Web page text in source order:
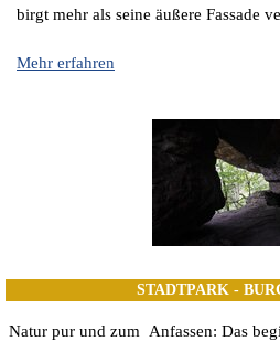
birgt mehr als seine äußere Fassade
Mehr erfahren
STADTPARK -
Natur pur und zum Anfassen: Das